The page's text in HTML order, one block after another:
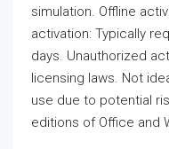
simulation. Offline
activation: Typically
days. Unauthorized
licensing laws. Not
use due to potential
editions of Office and